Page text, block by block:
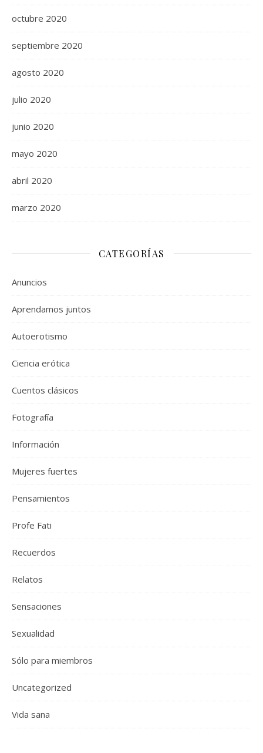
octubre 2020
septiembre 2020
agosto 2020
julio 2020
junio 2020
mayo 2020
abril 2020
marzo 2020
CATEGORÍAS
Anuncios
Aprendamos juntos
Autoerotismo
Ciencia erótica
Cuentos clásicos
Fotografía
Información
Mujeres fuertes
Pensamientos
Profe Fati
Recuerdos
Relatos
Sensaciones
Sexualidad
Sólo para miembros
Uncategorized
Vida sana